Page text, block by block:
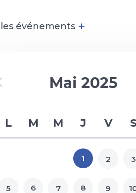
événements +
Mai 2025
L M M J V
1 2 3
5 6 7 8 9